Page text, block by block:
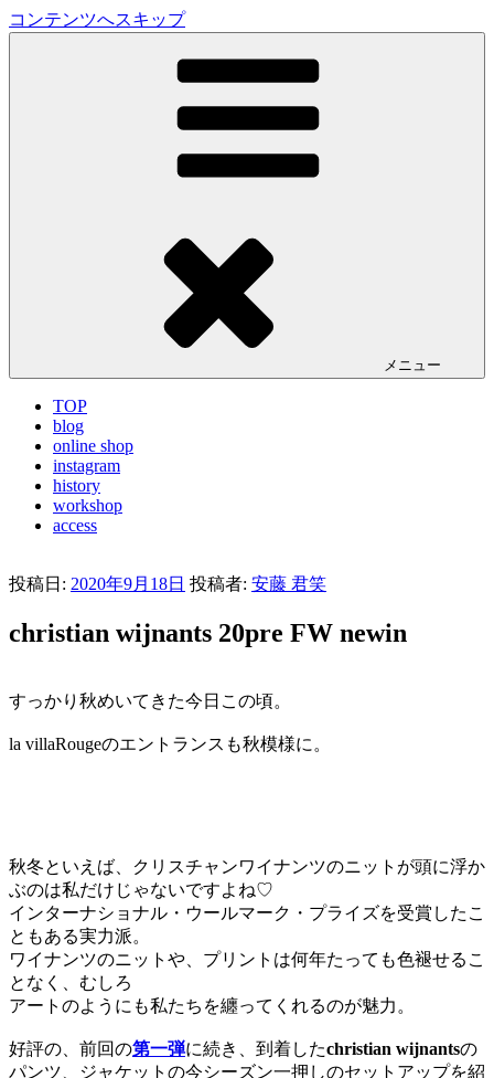
コンテンツへスキップ
LA VILLA ROUGE Blog
メニュー
TOP
blog
online shop
instagram
history
workshop
access
投稿日: 2020年9月18日 投稿者: 安藤 君笑
christian wijnants 20pre FW newin
すっかり秋めいてきた今日この頃。
la villaRougeのエントランスも秋模様に。
秋冬といえば、クリスチャンワイナンツのニットが頭に浮か
ぶのは私だけじゃないですよね♡
インターナショナル・ウールマーク・プライズを受賞したこ
ともある実力派。
ワイナンツのニットや、プリントは何年たっても色褪せるこ
となく、むしろ
アートのようにも私たちを纏ってくれるのが魅力。
好評の、前回の第一弾に続き、到着したchristian wijnantsの
パンツ、ジャケットの今シーズン一押しのセットアップを紹